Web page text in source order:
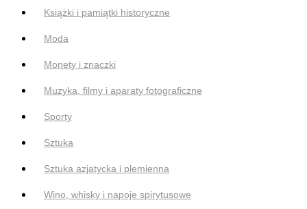
Książki i pamiątki historyczne
Moda
Monety i znaczki
Muzyka, filmy i aparaty fotograficzne
Sporty
Sztuka
Sztuka azjatycka i plemienna
Wino, whisky i napoje spirytusowe